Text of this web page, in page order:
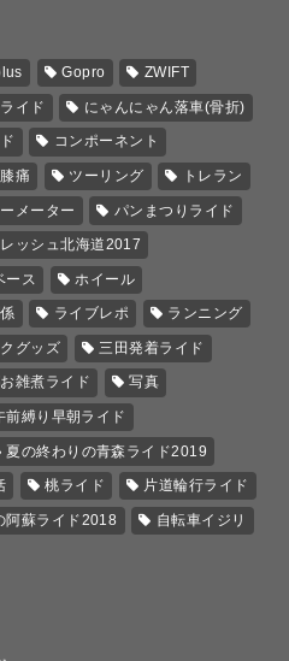
Gopro ZWIFT
イド にゃんにゃん落車(骨折)
コンポーネント
痛 ツーリング トレラン
メーター パンまつりライド
ッシュ北海道2017
ース ホイール
ライブレポ ランニング
グッズ 三田発着ライド
雑煮ライド 写真
前縛り早朝ライド
夏の終わりの青森ライド2019
桃ライド 片道輪行ライド
阿蘇ライド2018 自転車イジリ